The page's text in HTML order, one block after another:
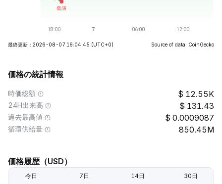
最終更新：2026-08-07 16:04:45 (UTC+0) Source of data: CoinGecko
価格の統計情報
時価総額 12.55K
24H出来高 131.43
過去最高値 0.0009087
循環供給量 850.45M
価格履歴（USD）
今日 7日 14日 30日